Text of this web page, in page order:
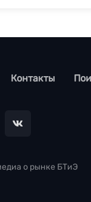
Контакты
о рынке БТиЭ